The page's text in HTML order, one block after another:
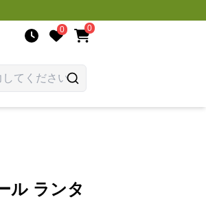
0 0
ル ランタ